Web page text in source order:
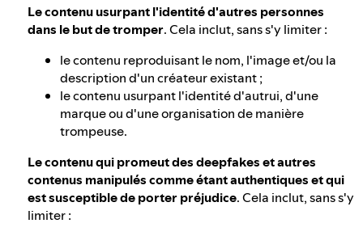
Le contenu usurpant l'identité d'autres personnes
dans le but de tromper. Cela inclut, sans s'y limiter :
le contenu reproduisant le nom, l'image et/ou la
description d'un créateur existant ;
le contenu usurpant l'identité d'autrui, d'une
marque ou d'une organisation de manière
trompeuse.
Le contenu qui promeut des deepfakes et autres
contenus manipulés comme étant authentiques et qui
est susceptible de porter préjudice. Cela inclut, sans s'y
limiter :